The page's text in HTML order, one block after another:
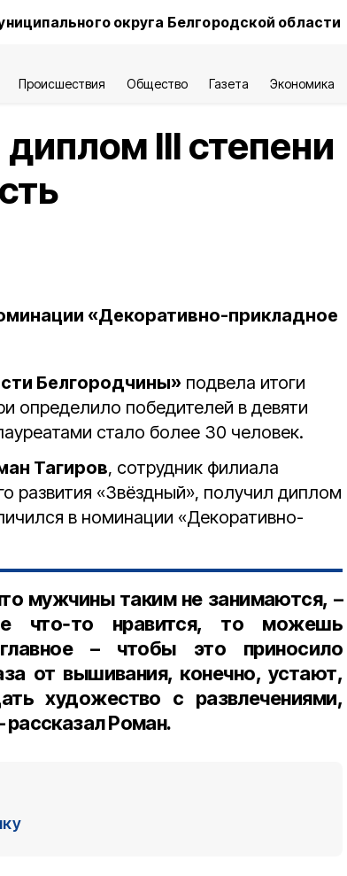
округа Белгородской области
Происшествия Общество Газета Экономика
III степени
«Декоративно-прикладное
Белгородчины» подвела итоги
определило победителей в девяти
стало более 30 человек.
Тагиров, сотрудник филиала
развития «Звёздный», получил диплом
в номинации «Декоративно-
мужчины таким не занимаются, –
что‑то нравится, то можешь
– чтобы это приносило
от вышивания, конечно, устают,
художество с развлечениями,
рассказал Роман.